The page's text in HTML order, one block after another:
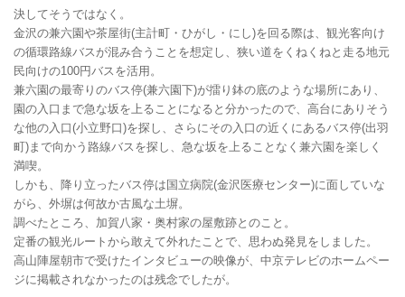
決してそうではなく。
金沢の兼六園や茶屋街(主計町・ひがし・にし)を回る際は、観光客向け
の循環路線バスが混み合うことを想定し、狭い道をくねくねと走る地元
民向けの100円バスを活用。
兼六園の最寄りのバス停(兼六園下)が擂り鉢の底のような場所にあり、
園の入口まで急な坂を上ることになると分かったので、高台にありそう
な他の入口(小立野口)を探し、さらにその入口の近くにあるバス停(出羽
町)まで向かう路線バスを探し、急な坂を上ることなく兼六園を楽しく
満喫。
しかも、降り立ったバス停は国立病院(金沢医療センター)に面していな
がら、外塀は何故か古風な土塀。
調べたところ、加賀八家・奥村家の屋敷跡とのこと。
定番の観光ルートから敢えて外れたことで、思わぬ発見をしました。
高山陣屋朝市で受けたインタビューの映像が、中京テレビのホームペー
ジに掲載されなかったのは残念でしたが。